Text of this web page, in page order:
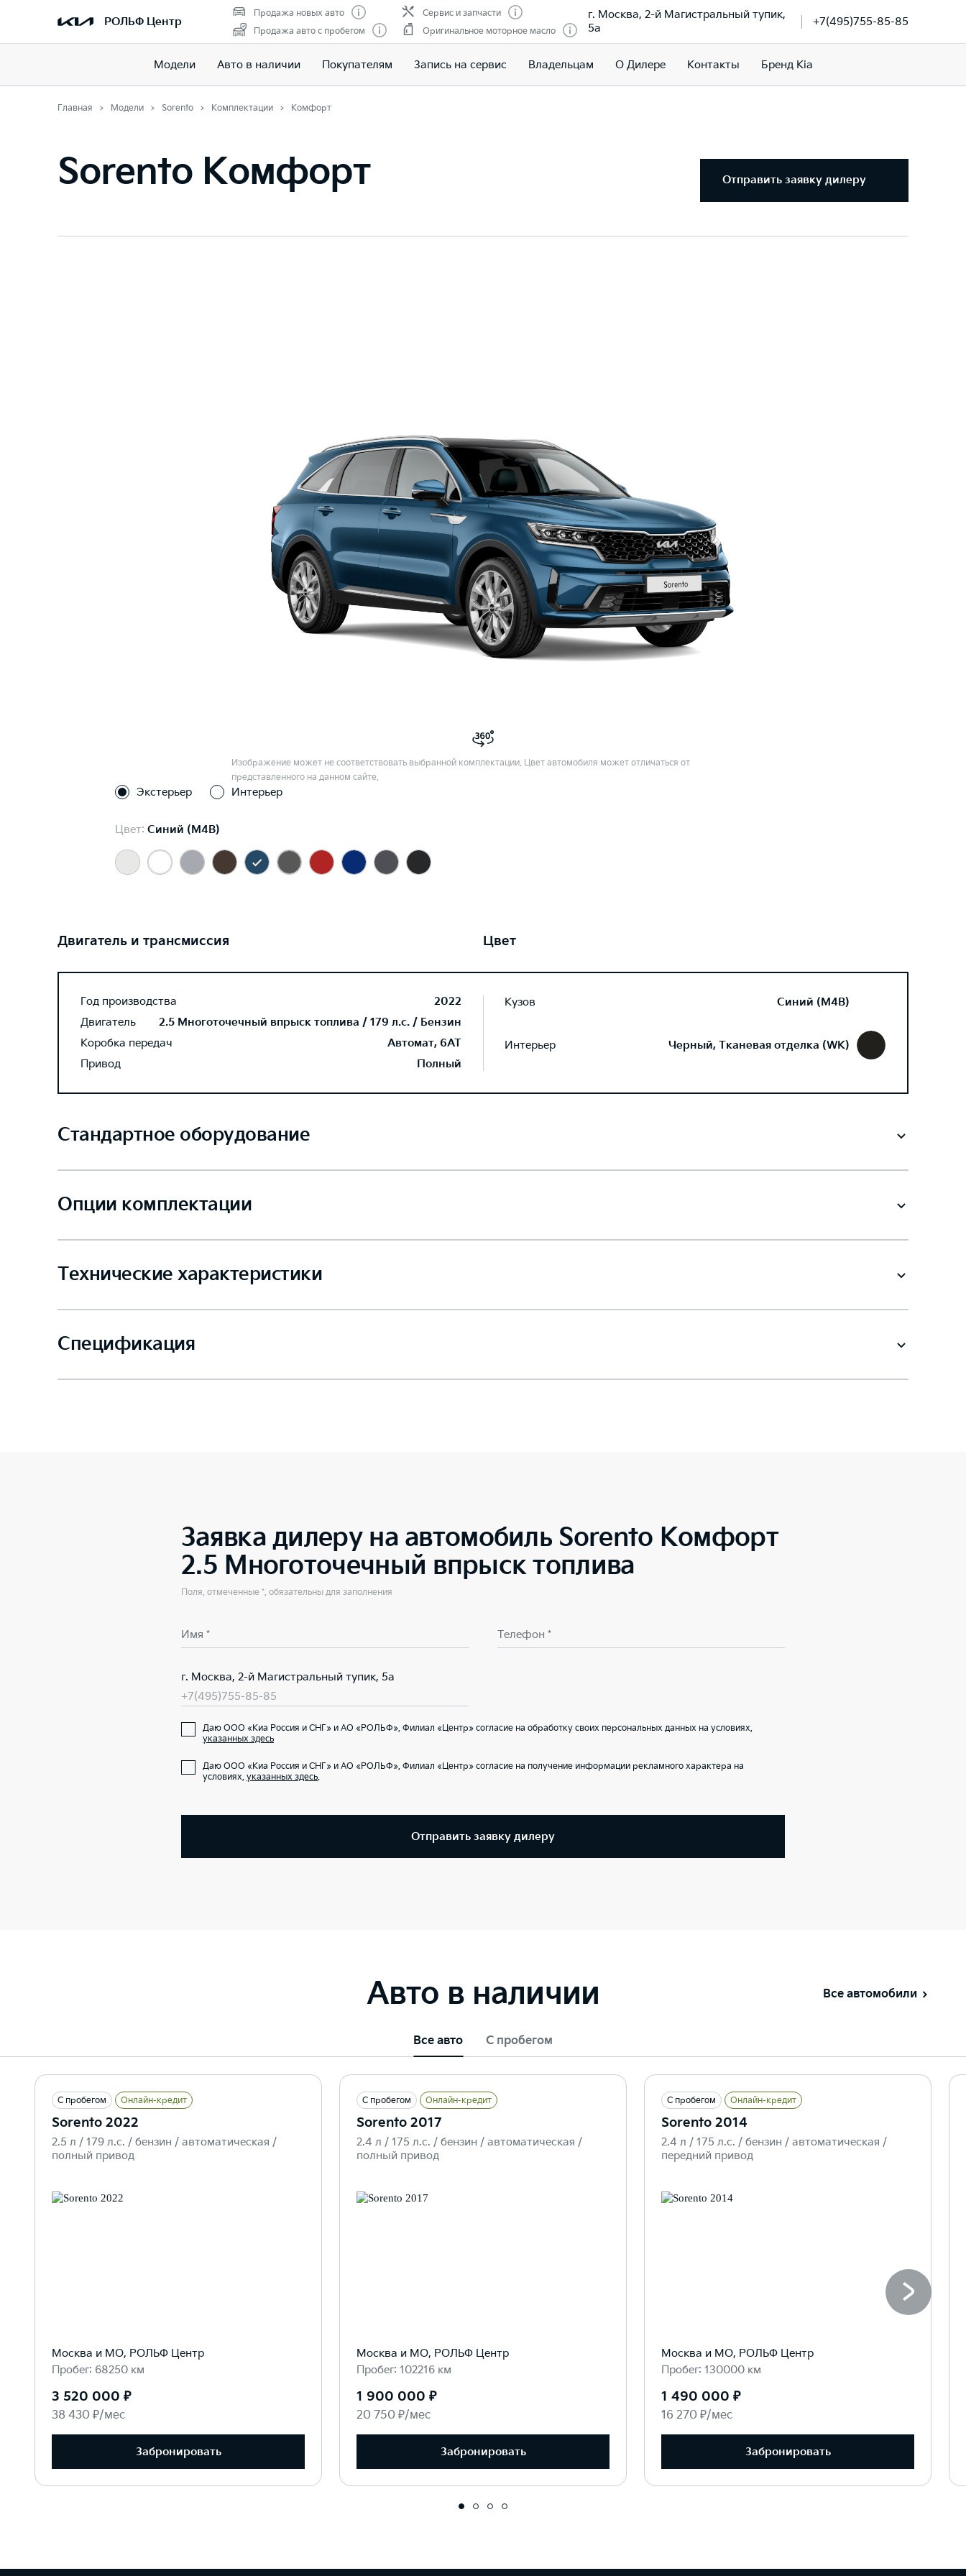
РОЛЬФ Центр
Продажа новых авто
Продажа авто с пробегом
Сервис и запчасти
Оригинальное моторное масло
г. Москва, 2-й Магистральный тупик,
5а
+7(495)755-85-85
Модели Авто в наличии Покупателям Запись на сервис Владельцам О Дилере Контакты Бренд Kia
Главная Модели Sorento Комплектации Комфорт
Sorento Комфорт Отправить заявку дилеру
Изображение может не соответствовать выбранной комплектации. Цвет автомобиля может отличаться от
представленного на данном сайте.
Экстерьер Интерьер
Цвет: Синий (M4B)
Двигатель и трансмиссия
Год производства
2022
Двигатель
2.5 Многоточечный впрыск топлива / 179 л.с. / Бензин
Коробка передач
Автомат, 6AT
Привод
Полный
Цвет
Кузов Синий (M4B)
Интерьер Черный, Тканевая отделка (WK)
Стандартное оборудование
Опции комплектации
Технические характеристики
Спецификация
Заявка дилеру на автомобиль Sorento Комфорт
2.5 Многоточечный впрыск топлива
Поля, отмеченные *, обязательны для заполнения
Имя * Телефон *
г. Москва, 2-й Магистральный тупик, 5а
+7(495)755-85-85
Даю ООО «Киа Россия и СНГ» и АО «РОЛЬФ», Филиал «Центр» согласие на обработку своих персональных данных на условиях,
указанных здесь
Даю ООО «Киа Россия и СНГ» и АО «РОЛЬФ», Филиал «Центр» согласие на получение информации рекламного характера на
условиях, указанных здесь.
Отправить заявку дилеру
Авто в наличии Все автомобили
Все авто С пробегом
С пробегом Онлайн-кредит
Sorento 2022
2.5 л / 179 л.c. / бензин / автоматическая /
полный привод
Москва и МО, РОЛЬФ Центр
Пробег: 68250 км
3 520 000 ₽
38 430 ₽/мес
Забронировать
С пробегом Онлайн-кредит
Sorento 2017
2.4 л / 175 л.c. / бензин / автоматическая /
полный привод
Москва и МО, РОЛЬФ Центр
Пробег: 102216 км
1 900 000 ₽
20 750 ₽/мес
Забронировать
С пробегом Онлайн-кредит
Sorento 2014
2.4 л / 175 л.c. / бензин / автоматическая /
передний привод
Москва и МО, РОЛЬФ Центр
Пробег: 130000 км
1 490 000 ₽
16 270 ₽/мес
Забронировать